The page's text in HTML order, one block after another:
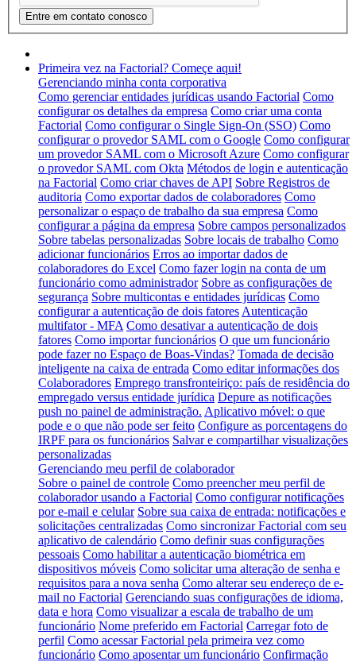
Primeira vez na Factorial? Começe aqui!
Gerenciando minha conta corporativa
Como gerenciar entidades jurídicas usando Factorial Como
configurar os detalhes da empresa Como criar uma conta
Factorial Como configurar o Single Sign-On (SSO) Como
configurar o provedor SAML com o Google Como configurar
um provedor SAML com o Microsoft Azure Como configurar
o provedor SAML com Okta Métodos de login e autenticação
na Factorial Como criar chaves de API Sobre Registros de
auditoria Como exportar dados de colaboradores Como
personalizar o espaço de trabalho da sua empresa Como
configurar a página da empresa Sobre campos personalizados
Sobre tabelas personalizadas Sobre locais de trabalho Como
adicionar funcionários Erros ao importar dados de
colaboradores do Excel Como fazer login na conta de um
funcionário como administrador Sobre as configurações de
segurança Sobre multicontas e entidades jurídicas Como
configurar a autenticação de dois fatores Autenticação
multifator - MFA Como desativar a autenticação de dois
fatores Como importar funcionários O que um funcionário
pode fazer no Espaço de Boas-Vindas? Tomada de decisão
inteligente na caixa de entrada Como editar informações dos
Colaboradores Emprego transfronteiriço: país de residência do
empregado versus entidade jurídica Depure as notificações
push no painel de administração. Aplicativo móvel: o que
pode e o que não pode ser feito Configure as porcentagens do
IRPF para os funcionários Salvar e compartilhar visualizações
personalizadas
Gerenciando meu perfil de colaborador
Sobre o painel de controle Como preencher meu perfil de
colaborador usando a Factorial Como configurar notificações
por e-mail e celular Sobre sua caixa de entrada: notificações e
solicitações centralizadas Como sincronizar Factorial com seu
aplicativo de calendário Como definir suas configurações
pessoais Como habilitar a autenticação biométrica em
dispositivos móveis Como solicitar uma alteração de senha e
requisitos para a nova senha Como alterar seu endereço de e-
mail no Factorial Gerenciando suas configurações de idioma,
data e hora Como visualizar a escala de trabalho de um
funcionário Nome preferido em Factorial Carregar foto de
perfil Como acessar Factorial pela primeira vez como
funcionário Como aposentar um funcionário Confirmação